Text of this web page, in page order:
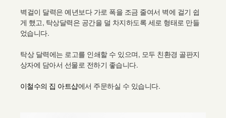
벽걸이 달력은 예년보다 가로 폭을 조금 줄여서 벽에 걸기 쉽
게 했고, 탁상달력은 공간을 덜 차지하도록 세로 형태로 만들
었습니다.
탁상 달력에는 로고를 인쇄할 수 있으며, 모두 친환경 골판지
상자에 담아서 선물로 전하기 좋습니다.
이철수의 집 아트샵에서 주문하실 수 있습니다.